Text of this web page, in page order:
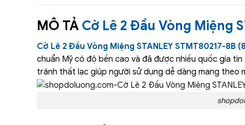
MÔ TẢ Cờ Lê 2 Đầu Vòng Miệng
Cờ Lê 2 Đầu Vòng Miệng STANLEY STMT80217-8B
chuẩn Mỹ có độ bền cao và đã được nhiều quốc gia
tránh thất lạc giúp người sử dụng dễ dàng mang theo